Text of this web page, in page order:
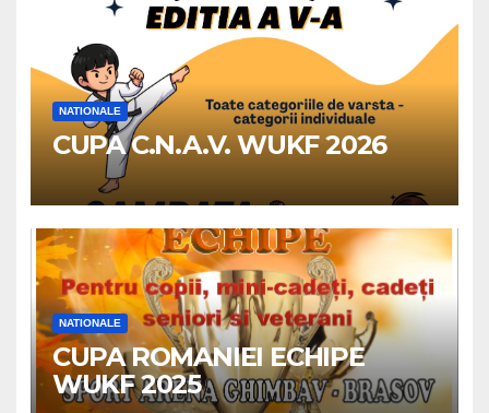
NATIONALE
CUPA C.N.A.V. WUKF 2026
NATIONALE
CUPA ROMANIEI ECHIPE
WUKF 2025